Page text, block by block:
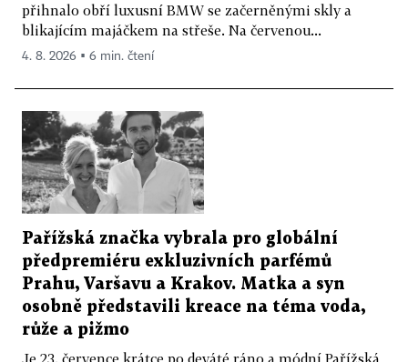
přihnalo obří luxusní BMW se začerněnými skly a
blikajícím majáčkem na střeše. Na červenou...
4. 8. 2026 ▪ 6 min. čtení
Pařížská značka vybrala pro globální
předpremiéru exkluzivních parfémů
Prahu, Varšavu a Krakov. Matka a syn
osobně představili kreace na téma voda,
růže a pižmo
Je 23. července krátce po deváté ráno a módní Pařížská